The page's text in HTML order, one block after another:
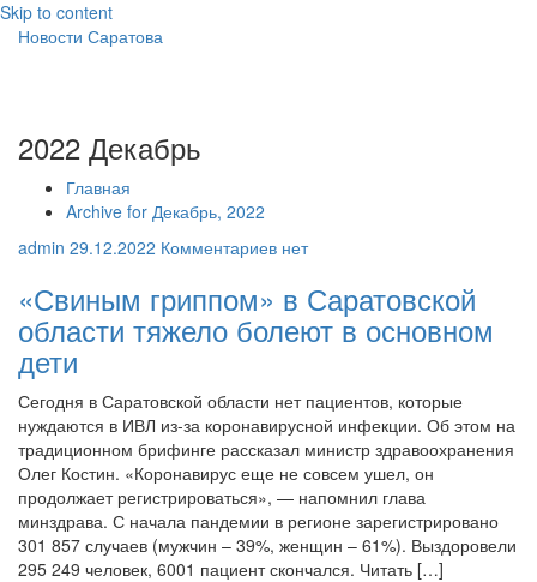
Skip to content
Новости Саратова
2022 Декабрь
Главная
Archive for Декабрь, 2022
admin 29.12.2022 Комментариев нет
«Свиным гриппом» в Саратовской
области тяжело болеют в основном
дети
Сегодня в Саратовской области нет пациентов, которые
нуждаются в ИВЛ из-за коронавирусной инфекции. Об этом на
традиционном брифинге рассказал министр здравоохранения
Олег Костин. «Коронавирус еще не совсем ушел, он
продолжает регистрироваться», — напомнил глава
минздрава. С начала пандемии в регионе зарегистрировано
301 857 случаев (мужчин – 39%, женщин – 61%). Выздоровели
295 249 человек, 6001 пациент скончался. Читать […]